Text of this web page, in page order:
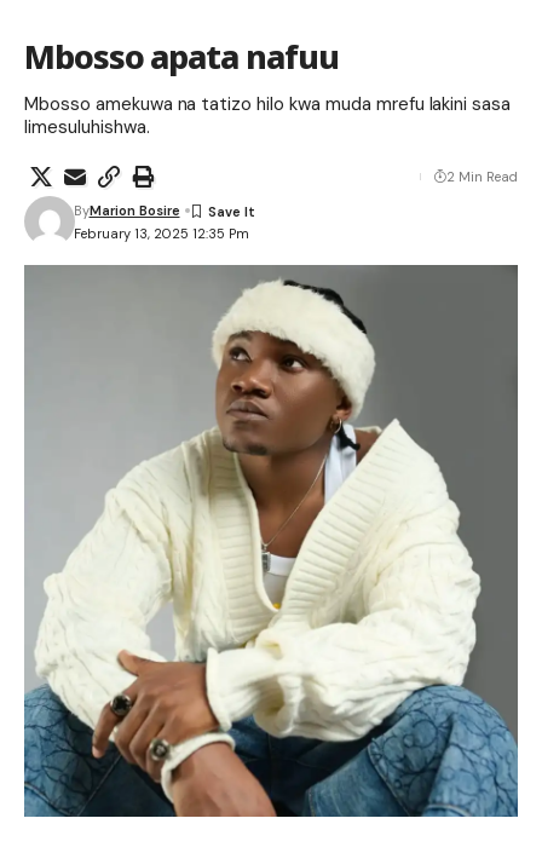
Mbosso apata nafuu
Mbosso amekuwa na tatizo hilo kwa muda mrefu lakini sasa
limesuluhishwa.
February 13, 2025 12:35 Pm
ByMarion Bosire
2 Min Read